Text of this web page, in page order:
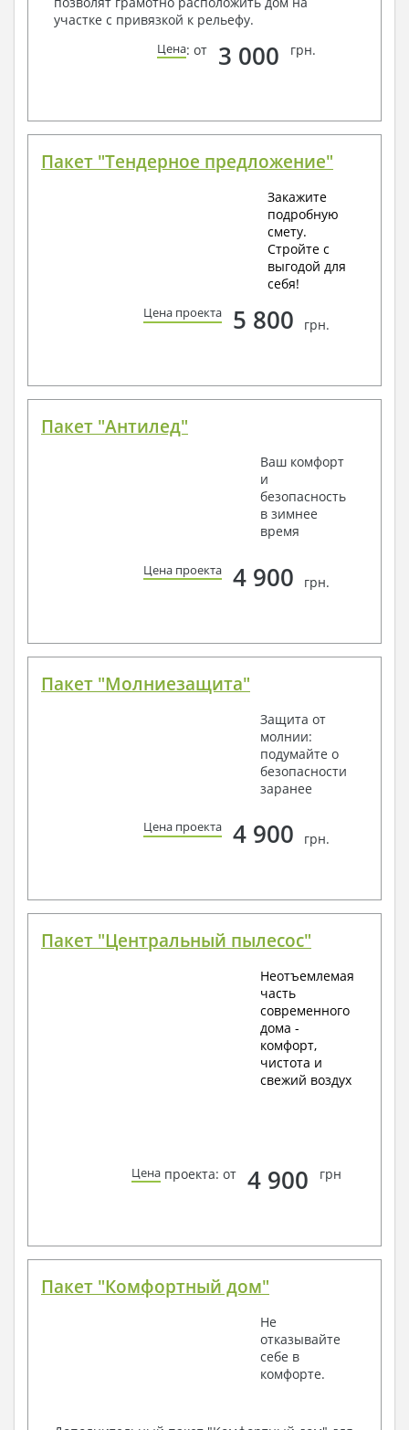
участке с привязкой к рельефу.
Цена: от 3 000 грн.
Пакет "Тендерное предложение"
Закажите
подробную
смету.
Стройте с
выгодой для
себя!
Цена проекта 5 800 грн.
Пакет "Антилед"
Ваш комфорт
и
безопасность
в зимнее
время
Цена проекта 4 900 грн.
Пакет "Молниезащита"
Защита от
молнии:
подумайте о
безопасности
заранее
Цена проекта 4 900 грн.
Пакет "Центральный пылесос"
Неотъемлемая
часть
современного
дома -
комфорт,
чистота и
свежий воздух
Цена проекта: от 4 900 грн
Пакет "Комфортный дом"
Не
отказывайте
себе в
комфорте.